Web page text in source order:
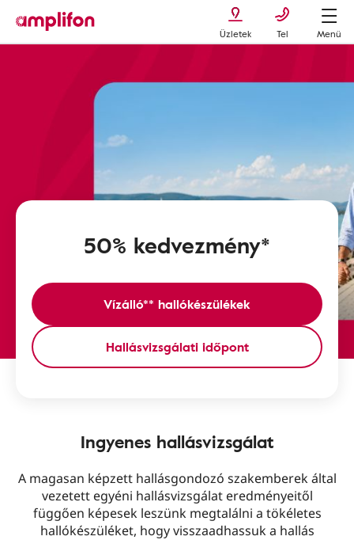
Üzletek Tel Menü
50% kedvezmény*
Vízálló** hallókészülékek
Hallásvizsgálati időpont
Ingyenes hallásvizsgálat
A magasan képzett hallásgondozó szakemberek által
vezetett egyéni hallásvizsgálat eredményeitől
függően képesek leszünk megtalálni a tökéletes
hallókészüléket, hogy visszaadhassuk a hallás